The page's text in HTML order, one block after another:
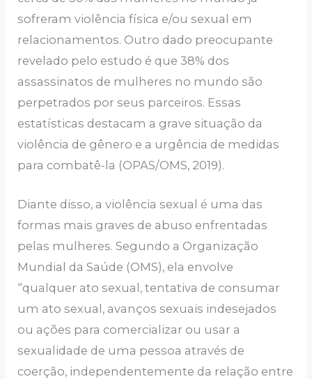
sofreram violência física e/ou sexual em
relacionamentos. Outro dado preocupante
revelado pelo estudo é que 38% dos
assassinatos de mulheres no mundo são
perpetrados por seus parceiros. Essas
estatísticas destacam a grave situação da
violência de gênero e a urgência de medidas
para combatê-la (OPAS/OMS, 2019).
Diante disso, a violência sexual é uma das
formas mais graves de abuso enfrentadas
pelas mulheres. Segundo a Organização
Mundial da Saúde (OMS), ela envolve
“qualquer ato sexual, tentativa de consumar
um ato sexual, avanços sexuais indesejados
ou ações para comercializar ou usar a
sexualidade de uma pessoa através de
coerção, independentemente da relação entre